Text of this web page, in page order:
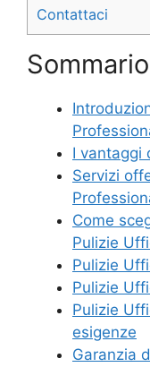
Contattaci
Sommario
I vantaggi
Servizi
Come
Pulizie
Pulizie
Pulizie
Pulizie
esigenze
Garanzia